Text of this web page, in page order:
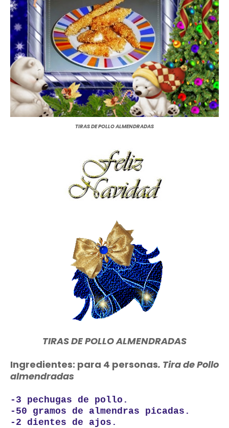
TIRAS DE POLLO ALMENDRADAS
TIRAS DE POLLO ALMENDRADAS
Ingredientes: para 4 personas. Tira de Pollo
almendradas
-3 pechugas de pollo.
-50 gramos de almendras picadas.
-2 dientes de ajos.